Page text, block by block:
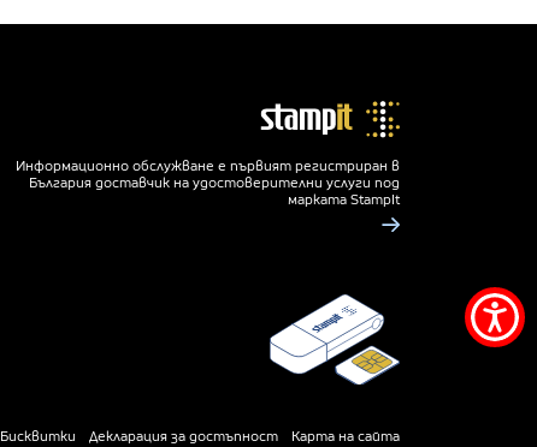
Информационно обслужване е първият регистриран в
България доставчик на удостоверителни услуги под
марката StampIt
Бисквитки Декларация за достъпност Карта на сайта